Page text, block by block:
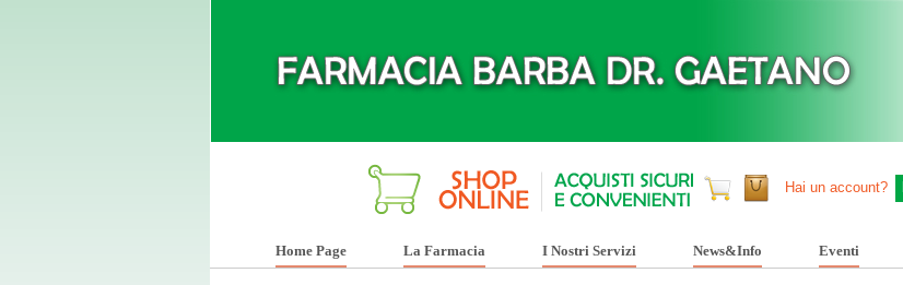
Hai un account?
Home Page La Farmacia I Nostri Servizi News&Info Eventi